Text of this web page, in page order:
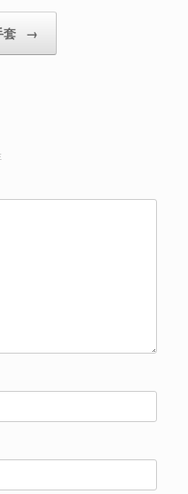
套 →